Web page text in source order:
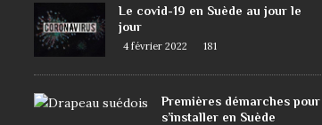
Le covid-19 en Suède au jour le
jour
4 février 2022 181
Premières démarches pour
s’installer en Suède